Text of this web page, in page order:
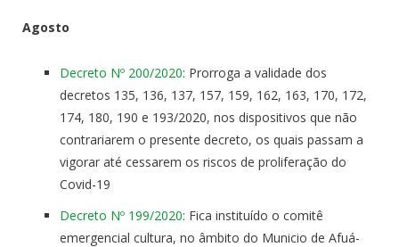
Agosto
Decreto Nº 200/2020: Prorroga a validade dos
decretos 135, 136, 137, 157, 159, 162, 163, 170, 172,
174, 180, 190 e 193/2020, nos dispositivos que não
contrariarem o presente decreto, os quais passam a
vigorar até cessarem os riscos de proliferação do
Covid-19
Decreto Nº 199/2020: Fica instituído o comitê
emergencial cultura, no âmbito do Municio de Afuá-